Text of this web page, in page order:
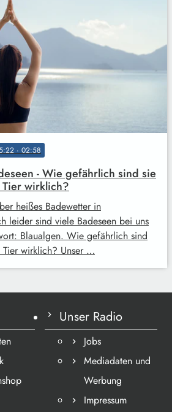
· 02:58
- Wie gefährlich sind sie
wirklich?
heißes Badewetter in
leider sind viele Badeseen bei uns
Blaualgen. Wie gefährlich sind
wirklich? Unser …
Unser Radio
Jobs
Mediadaten und
Werbung
Impressum